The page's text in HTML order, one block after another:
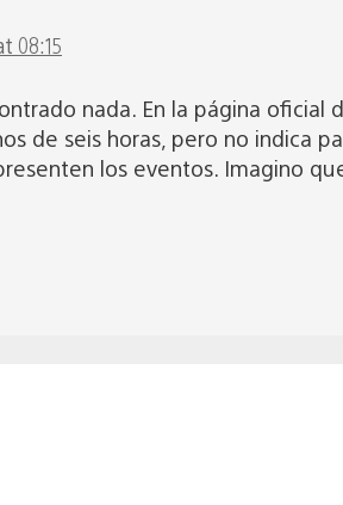
08:15
nada. En la página oficial
de seis horas, pero no indica
los eventos. Imagino